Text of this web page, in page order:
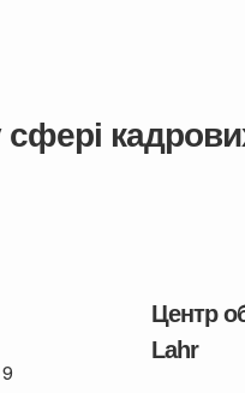
Центр
Lahr